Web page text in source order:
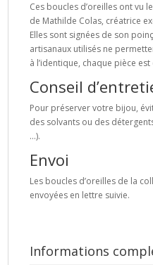
Ces boucles d’oreilles ont vu
de Mathilde Colas, créatrice
Elles sont signées de son
artisanaux utilisés ne
à l’identique, chaque pièce
Conseil
Pour préserver votre bijou,
des solvants ou des
…).
Envoi
Les boucles d’oreilles de la
envoyées en lettre suivie.
Informations